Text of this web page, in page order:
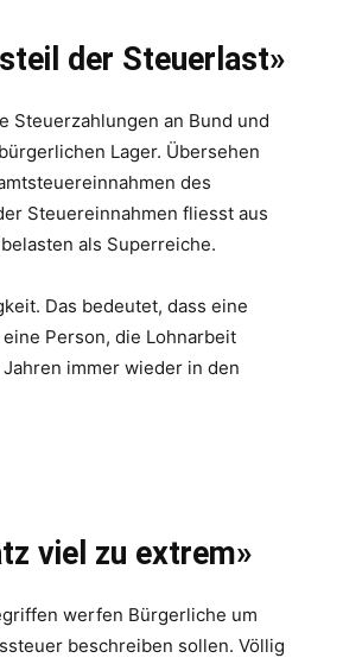
der Steuerlast»
Steuerzahlungen an Bund und
Lager. Übersehen
des
Steuereinnahmen fliesst aus
als Superreiche.
Das bedeutet, dass eine
Person, die Lohnarbeit
immer wieder in den
viel zu extrem»
werfen Bürgerliche um
beschreiben sollen. Völlig